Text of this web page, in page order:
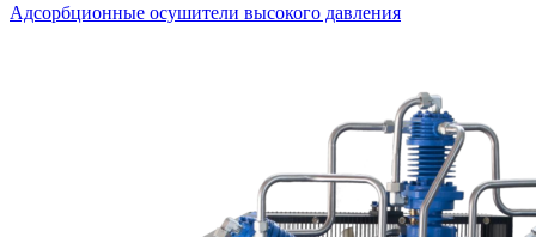
Адсорбционные осушители высокого давления